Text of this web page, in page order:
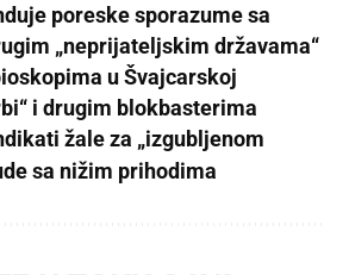
poreske sporazume sa
„neprijateljskim državama“
u Švajcarskoj
i drugim blokbasterima
žale za „izgubljenom
sa nižim prihodima